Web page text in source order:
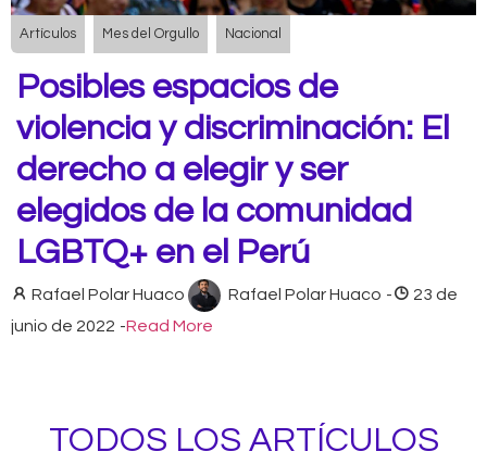
Artículos Mes del Orgullo Nacional
Posibles espacios de
violencia y discriminación: El
derecho a elegir y ser
elegidos de la comunidad
LGBTQ+ en el Perú
Rafael Polar Huaco Rafael Polar Huaco -
23 de
junio de 2022 -Read More
TODOS LOS ARTÍCULOS